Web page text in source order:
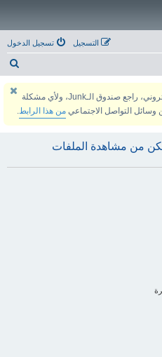
تسجيل الدخول التسجيل
يمكنك التسجيل والتفعيل عبر بريدك الالكتروني، راجع صندوق الـJunk، ولأي مشكلة
وسائل التواصل الاجتماعي من هذا الرابط.
من مشاهدة الملفات